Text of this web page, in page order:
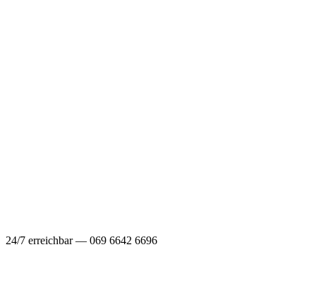
24/7 erreichbar — 069 6642 6696